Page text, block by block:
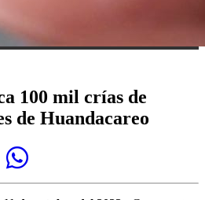
100 mil crías de
de Huandacareo